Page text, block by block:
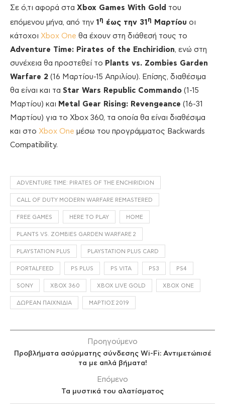
Σε ό,τι αφορά στα Xbox Games With Gold του
επόμενου μήνα, από την 1 η έως την 31 η Μαρτίου οι
κάτοχοι Xbox One θα έχουν στη διάθεσή τους το
Adventure Time: Pirates of the Enchiridion, ενώ στη
συνέχεια θα προστεθεί το Plants vs. Zombies Garden
Warfare 2 (16 Μαρτίου-15 Απριλίου). Επίσης, διαθέσιμα
θα είναι και τα Star Wars Republic Commando (1-15
Μαρτίου) και Metal Gear Rising: Revengeance (16-31
Μαρτίου) για το Xbox 360, τα οποία θα είναι διαθέσιμα
και στο Xbox One μέσω του προγράμματος Backwards
Compatibility.
ADVENTURE TIME: PIRATES OF THE ENCHIRIDION
CALL OF DUTY MODERN WARFARE REMASTERED
FREE GAMES HERE TO PLAY HOME
PLANTS VS. ZOMBIES GARDEN WARFARE 2
PLAYSTATION PLUS PLAYSTATION PLUS CARD
PORTALFEED PS PLUS PS VITA PS3 PS4
SONY XBOX 360 XBOX LIVE GOLD XBOX ONE
ΔΩΡΕΆΝ ΠΑΙΧΝΊΔΙΑ ΜΆΡΤΙΟΣ 2019
Προηγούμενο
Προβλήματα ασύρματης σύνδεσης Wi-Fi: Αντιμετώπισέ
τα με απλά βήματα!
Επόμενο
Τα μυστικά του αλατίσματος